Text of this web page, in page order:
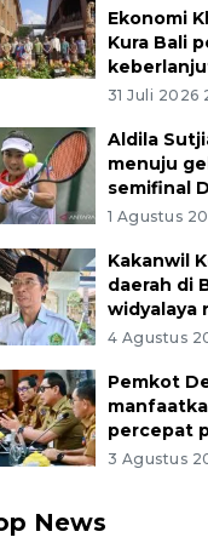
Ekonomi
Kura Bali
31 Juli 2026
Aldila
menuju
semifinal
1 Agustus
Kakanwil
daerah di
widyalaya
4 Agustus
Pemkot
percepat
3 Agustus
News